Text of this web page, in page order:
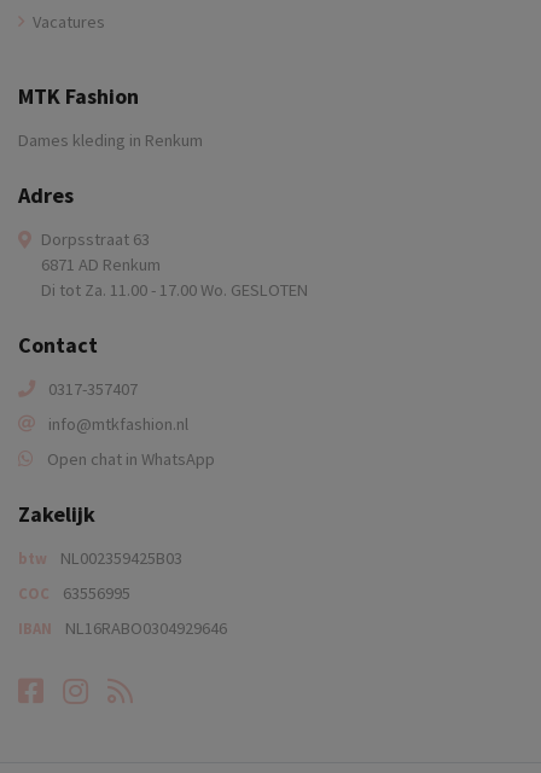
Vacatures
MTK Fashion
Dames kleding in Renkum
Adres
Dorpsstraat 63
6871 AD Renkum
Di tot Za. 11.00 - 17.00 Wo. GESLOTEN
Contact
0317-357407
info@mtkfashion.nl
Open chat in WhatsApp
Zakelijk
btw NL002359425B03
COC 63556995
IBAN NL16RABO0304929646
Facebook
Instagram
RSS-feed